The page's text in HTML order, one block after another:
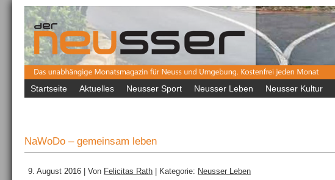
Startseite Aktuelles Neusser Sport Neusser Leben Neusser Kultur
NaWoDo – gemeinsam leben
9. August 2016 | Von Felicitas Rath | Kategorie: Neusser Leben